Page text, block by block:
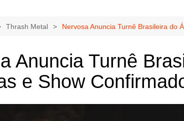
Hard Rock
Thrash Metal Nervosa Anuncia Turnê Brasileira do
Anuncia Turnê
e Show